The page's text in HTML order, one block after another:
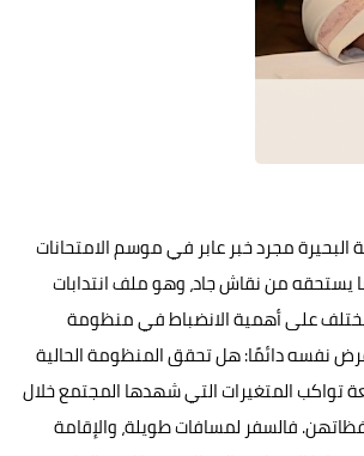
البحيرة مجرد خبر عابر في موسم الامتحانات
يستحقه من نقاش جاد، وهو ملف انتدابات
يختلف على أهمية الانضباط في منظومة
نفسه دائمًا: هل تحقق المنظومة الحالية
تواكب المتغيرات التي شهدها المجتمع خلال
فالسفر لمسافات طويلة، والإقامة